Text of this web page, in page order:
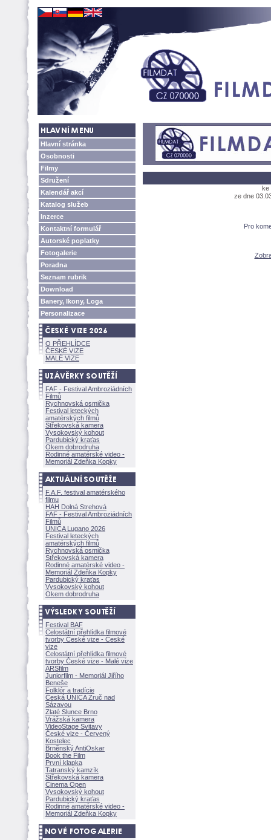
Hlavní stránka
Osobnosti
Filmy
Sdružení
Kalendář akcí
Katalog služeb
Inzerce
Kontaktní formulář
Autorské poplatky
Fotogalerie
Poradna
Seznam rubrik
Download
Banery, Ikony, Loga
Personalizace
O PŘEHLÍDCE
ČESKÉ VIZE
MALÉ VIZE
FAF - Festival Ambroziádních
Filmů
Rychnovská osmička
Festival leteckých
amatérských filmů
Střekovská kamera
Vysokovský kohout
Pardubický kraťas
Okem dobrodruha
Rodinné amatérské video -
Memoriál Zdeňka Kopky
F.A.F. festival amatérského
filmu
HAH Dolná Strehov
FAF - Festival Ambroziádních
Filmů
UNICA Lugano 2026
Festival leteckých
amatérských filmů
Rychnovská osmička
Střekovská kamera
Rodinné amatérské video -
Memoriál Zdeňka Kopky
Pardubický kraťas
Vysokovský kohout
Okem dobrodruha
Festival BAF
Celostátní přehlídka filmové
tvorby České vize - České
vize
Celostátní přehlídka filmové
tvorby České vize - Malé vize
ARSfilm
Juniorfilm - Memoriál Jiřího
Beneše
Folklór a tradície
Česká UNICA Zruč nad
Sázavou
Zlaté Slunce Brno
Vrážská kamera
VideoStage Svitavy
České vize - Červený
Kostelec
Brněnský AntiOskar
Book the Film
První klapka
Tatranský kamzík
Střekovská kamera
Cinema Open
Vysokovský kohout
Pardubický kraťas
Rodinné amatérské video -
Memoriál Zdeňka Kopky
ke
ze dne
Pro